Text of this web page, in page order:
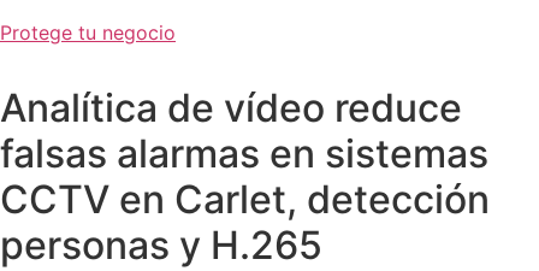
Protege tu negocio
Analítica de vídeo reduce
falsas alarmas en sistemas
CCTV en Carlet, detección
personas y H.265